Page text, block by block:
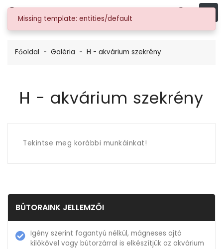
AkváriumBútor.hu
Főoldal Galéria H - akvárium szekrény
H - akvárium szekrény
Tekintse meg korábbi munkáinkat!
BÚTORAINK JELLEMZŐI
Igény szerint fogantyú nélkül, mágneses ajtó
kilökővel vagy bútorzárral is elkészítjük az akvárium
Missing template: entities/default